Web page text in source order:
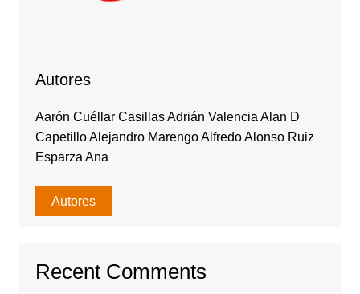
Autores
Aarón Cuéllar Casillas Adrián Valencia Alan D
Capetillo Alejandro Marengo Alfredo Alonso Ruiz
Esparza Ana
Autores
Recent Comments